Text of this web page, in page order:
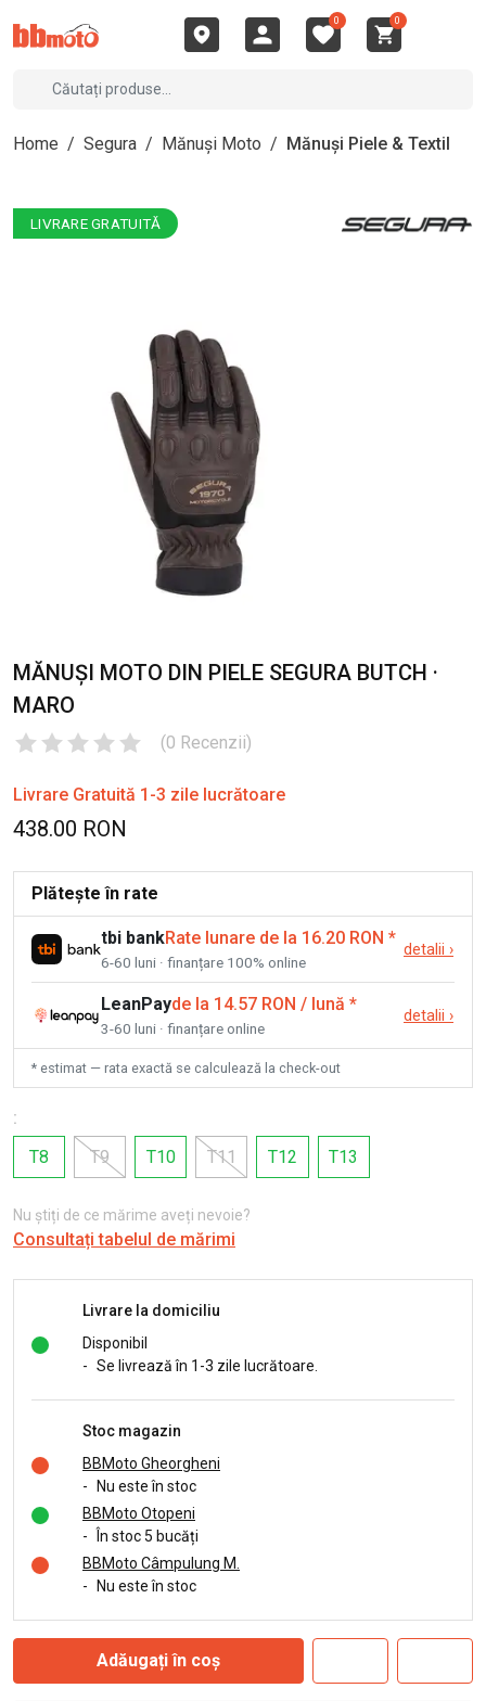
0 0
Home / Segura / Mănuși Moto / Mănuși Piele & Textil
LIVRARE GRATUITĂ
MĂNUȘI MOTO DIN PIELE SEGURA BUTCH ·
MARO
(0 Recenzii)
Livrare Gratuită 1-3 zile lucrătoare
438.00 RON
Plătește în rate
tbi bankRate lunare de la 16.20 RON *
6-60 luni · finanțare 100% online
detalii ›
LeanPayde la 14.57 RON / lună *
3-60 luni · finanțare online
detalii ›
* estimat — rata exactă se calculează la check-out
:
T8
T9 T10 T11 T12 T13
Nu știți de ce mărime aveți nevoie?
Consultați tabelul de mărimi
Livrare la domiciliu
Disponibil
- Se livrează în 1-3 zile lucrătoare.
Stoc magazin
BBMoto Gheorgheni
-
Nu este în stoc
BBMoto Otopeni
-
În stoc 5 bucăți
BBMoto Câmpulung M.
-
Nu este în stoc
Adăugați în coș